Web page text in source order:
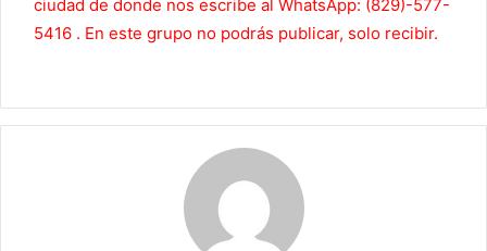
ciudad de donde nos escribe al WhatsApp: (829)-577-
5416 . En este grupo no podrás publicar, solo recibir.